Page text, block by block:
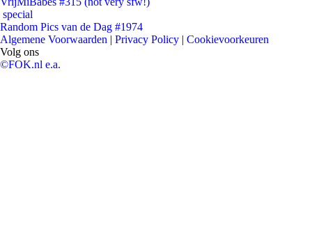
special
Random Pics van de Dag #1974
Algemene Voorwaarden | Privacy Policy | Cookievoorkeuren
Volg ons
©FOK.nl e.a.